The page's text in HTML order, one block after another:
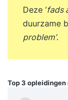
Deze ‘fads
duurzame
problem’.
Top 3 opleidingen